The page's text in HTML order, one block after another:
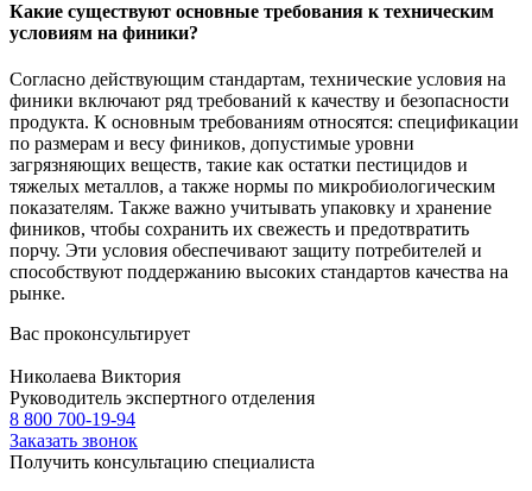
Какие существуют основные требования к техническим
условиям на финики?
Согласно действующим стандартам, технические условия на
финики включают ряд требований к качеству и безопасности
продукта. К основным требованиям относятся: спецификации
по размерам и весу фиников, допустимые уровни
загрязняющих веществ, такие как остатки пестицидов и
тяжелых металлов, а также нормы по микробиологическим
показателям. Также важно учитывать упаковку и хранение
фиников, чтобы сохранить их свежесть и предотвратить
порчу. Эти условия обеспечивают защиту потребителей и
способствуют поддержанию высоких стандартов качества на
рынке.
Вас проконсультирует
Николаева Виктория
Руководитель экспертного отделения
8 800 700-19-94
Заказать звонок
Получить консультацию специалиста